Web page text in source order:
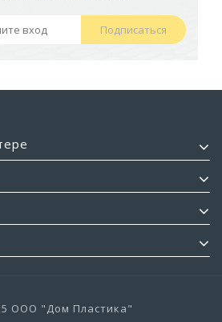
Подписаться
ООО "Дом Пластика"